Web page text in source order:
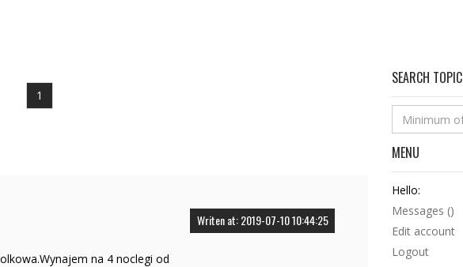
1
Writen at: 2019-07-10 10:44:25
na 4 noclegi od
SEARCH TOPIC
MENU
Hello:
Messages ()
Edit account
Logout